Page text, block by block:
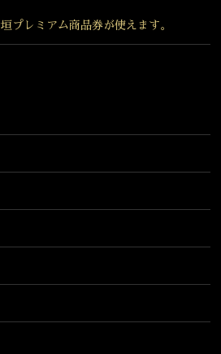
プレミアム商品券が使えます。